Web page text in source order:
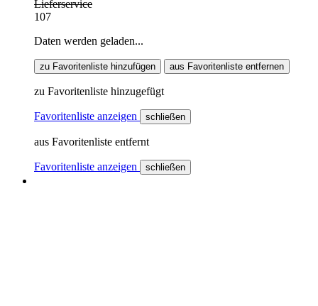
Lieferservice
107
Daten werden geladen...
zu Favoritenliste hinzufügen aus Favoritenliste entfernen
zu Favoritenliste hinzugefügt
Favoritenliste anzeigen schließen
aus Favoritenliste entfernt
Favoritenliste anzeigen schließen